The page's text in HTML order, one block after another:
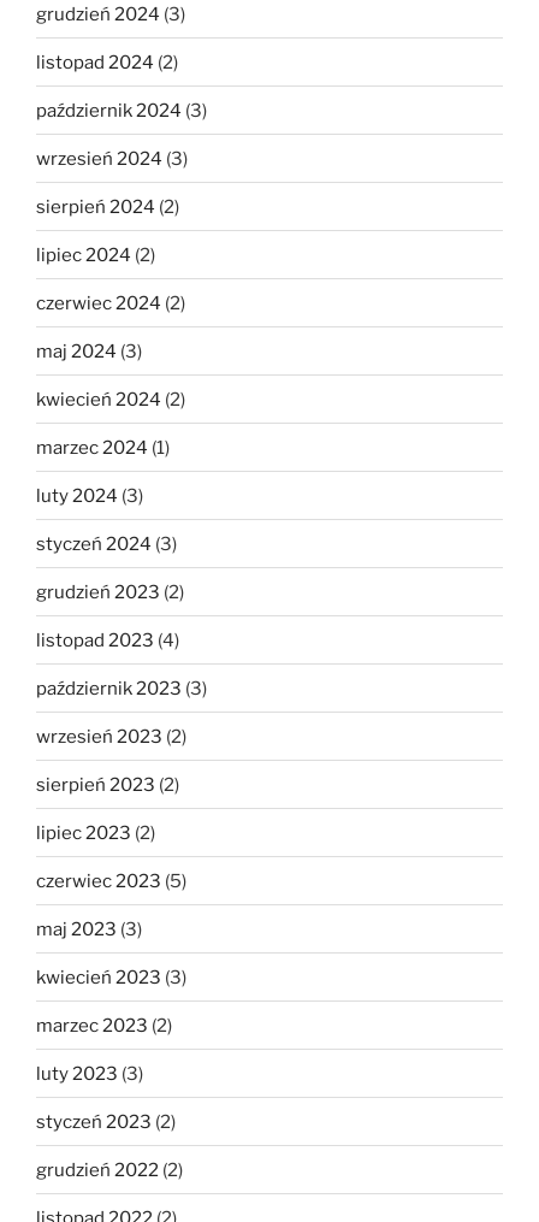
grudzień 2024 (3)
listopad 2024 (2)
październik 2024 (3)
wrzesień 2024 (3)
sierpień 2024 (2)
lipiec 2024 (2)
czerwiec 2024 (2)
maj 2024 (3)
kwiecień 2024 (2)
marzec 2024 (1)
luty 2024 (3)
styczeń 2024 (3)
grudzień 2023 (2)
listopad 2023 (4)
październik 2023 (3)
wrzesień 2023 (2)
sierpień 2023 (2)
lipiec 2023 (2)
czerwiec 2023 (5)
maj 2023 (3)
kwiecień 2023 (3)
marzec 2023 (2)
luty 2023 (3)
styczeń 2023 (2)
grudzień 2022 (2)